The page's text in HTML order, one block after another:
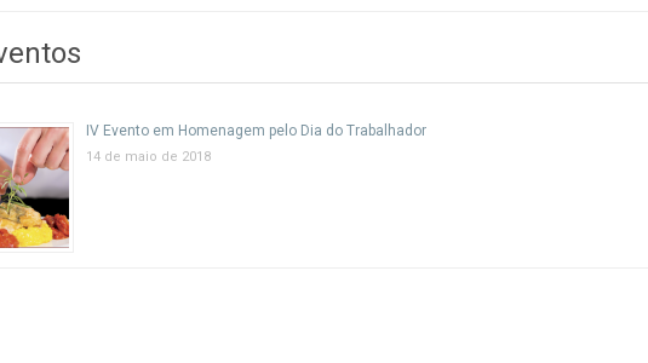
IV Evento em Homenagem pelo Dia do Trabalhador
14 de maio de 2018